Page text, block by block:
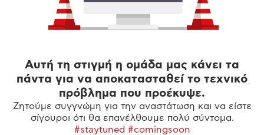
Αυτή τη στιγμή η ομάδα μας κάνει τα
πάντα για να αποκατασταθεί το τεχνικό
πρόβλημα που προέκυψε.
Ζητούμε συγγνώμη για την αναστάτωση και να είστε
σίγουροι ότι θα επανέλθουμε πολύ σύντομα.
#staytuned #comingsoon